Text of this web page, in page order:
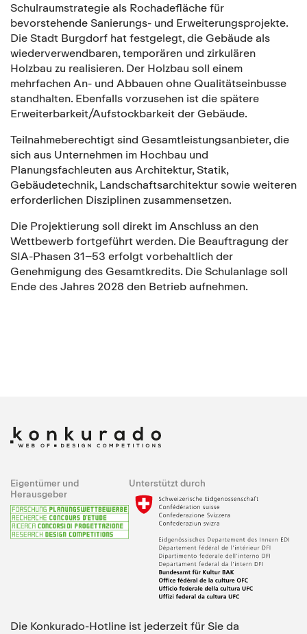
Schulraumstrategie als Rochadefläche für
bevorstehende Sanierungs- und Erweiterungsprojekte.
Die Stadt Burgdorf hat festgelegt, die Gebäude als
wiederverwendbaren, temporären und zirkulären
Holzbau zu realisieren. Der Holzbau soll einem
mehrfachen An- und Abbauen ohne Qualitätseinbusse
standhalten. Ebenfalls vorzusehen ist die spätere
Erweiterbarkeit/Aufstockbarkeit der Gebäude.
Teilnahmeberechtigt sind Gesamtleistungsanbieter, die
sich aus Unternehmen im Hochbau und
Planungsfachleuten aus Architektur, Statik,
Gebäudetechnik, Landschaftsarchitektur sowie weiteren
erforderlichen Disziplinen zusammensetzen.
Die Projektierung soll direkt im Anschluss an den
Wettbewerb fortgeführt werden. Die Beauftragung der
SIA-Phasen 31–53 erfolgt vorbehaltlich der
Genehmigung des Gesamtkredits. Die Schulanlage soll
Ende des Jahres 2028 den Betrieb aufnehmen.
Eigentümer und
Herausgeber
Unterstützt durch
Die Konkurado-Hotline ist jederzeit für Sie da